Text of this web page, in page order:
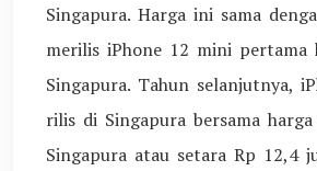
Singapura. Harga ini sama
merilis iPhone 12 mini pertama
Singapura. Tahun selanjutnya,
rilis di Singapura bersama
Singapura atau setara Rp 12,4